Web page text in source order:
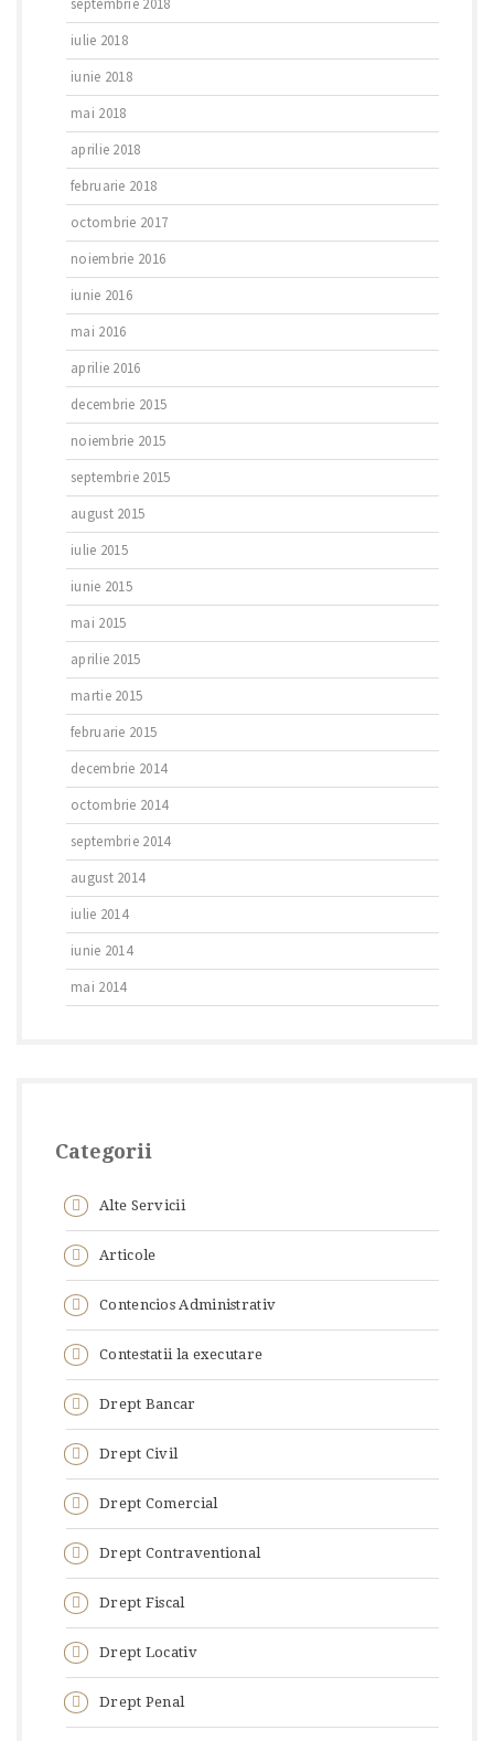
septembrie 2018
iulie 2018
iunie 2018
mai 2018
aprilie 2018
februarie 2018
octombrie 2017
noiembrie 2016
iunie 2016
mai 2016
aprilie 2016
decembrie 2015
noiembrie 2015
septembrie 2015
august 2015
iulie 2015
iunie 2015
mai 2015
aprilie 2015
martie 2015
februarie 2015
decembrie 2014
octombrie 2014
septembrie 2014
august 2014
iulie 2014
iunie 2014
mai 2014
Categorii
Alte Servicii
Articole
Contencios Administrativ
Contestatii la executare
Drept Bancar
Drept Civil
Drept Comercial
Drept Contraventional
Drept Fiscal
Drept Locativ
Drept Penal